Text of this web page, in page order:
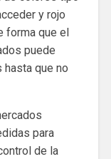
y rojo
forma que el
puede
que no
para
de la